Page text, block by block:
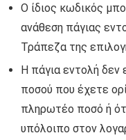
Ο ίδιος κωδικός
ανάθεση πάγιας
Τράπεζα της
Η πάγια εντολή δεν
ποσού που έχετε
πληρωτέο ποσό ή
υπόλοιπο στον